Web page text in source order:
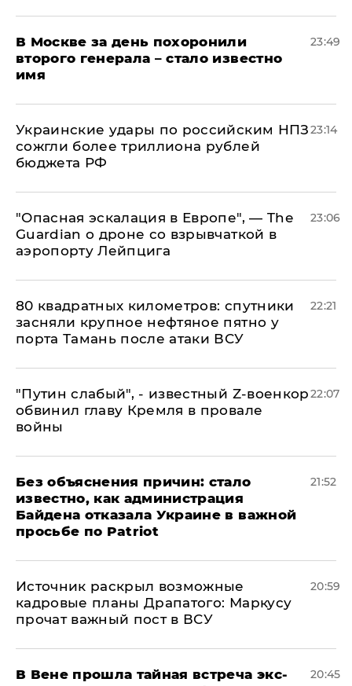
В Москве за день похоронили
второго генерала – стало известно
имя
23:49
Украинские удары по российским НПЗ
сожгли более триллиона рублей
бюджета РФ
23:14
"Опасная эскалация в Европе", — The
Guardian о дроне со взрывчаткой в
аэропорту Лейпцига
23:06
80 квадратных километров: спутники
засняли крупное нефтяное пятно у
порта Тамань после атаки ВСУ
22:21
​"Путин слабый", - известный Z-военкор
обвинил главу Кремля в провале
войны
22:07
Без объяснения причин: стало
известно, как администрация
Байдена отказала Украине в важной
просьбе по Patriot
21:52
​Источник раскрыл возможные
кадровые планы Драпатого: Маркусу
прочат важный пост в ВСУ
20:59
В Вене прошла тайная встреча экс-
20:45